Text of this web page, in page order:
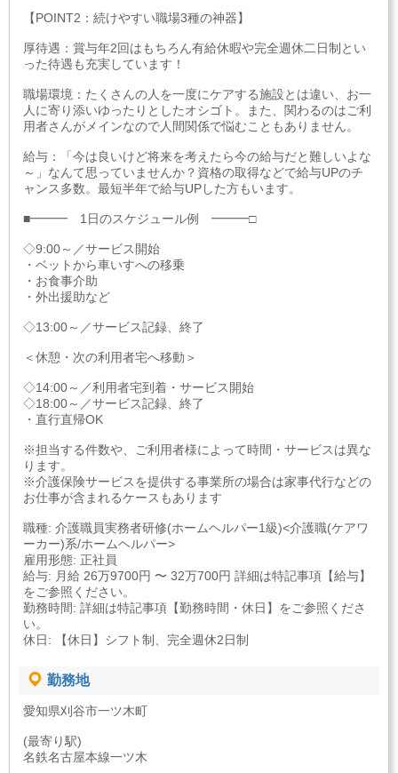
【POINT2：続けやすい職場3種の神器】
厚待遇：賞与年2回はもちろん有給休暇や完全週休二日制とい
った待遇も充実しています！
職場環境：たくさんの人を一度にケアする施設とは違い、お一
人に寄り添いゆったりとしたオシゴト。また、関わるのはご利
用者さんがメインなので人間関係で悩むこともありません。
給与：「今は良いけど将来を考えたら今の給与だと難しいよな
～」なんて思っていませんか？資格の取得などで給与UPのチ
ャンス多数。最短半年で給与UPした方もいます。
■━━━ 1日のスケジュール例 ━━━□
◇9:00～／サービス開始
・ベットから車いすへの移乗
・お食事介助
・外出援助など
◇13:00～／サービス記録、終了
＜休憩・次の利用者宅へ移動＞
◇14:00～／利用者宅到着・サービス開始
◇18:00～／サービス記録、終了
・直行直帰OK
※担当する件数や、ご利用者様によって時間・サービスは異な
ります。
※介護保険サービスを提供する事業所の場合は家事代行などの
お仕事が含まれるケースもあります
職種: 介護職員実務者研修(ホームヘルパー1級)<介護職(ケアワ
ーカー)系/ホームヘルパー>
雇用形態: 正社員
給与: 月給 26万9700円 〜 32万700円 詳細は特記事項【給与】
をご参照ください。
勤務時間: 詳細は特記事項【勤務時間・休日】をご参照くださ
い。
休日: 【休日】シフト制、完全週休2日制
勤務地
愛知県刈谷市一ツ木町
(最寄り駅)
名鉄名古屋本線一ツ木